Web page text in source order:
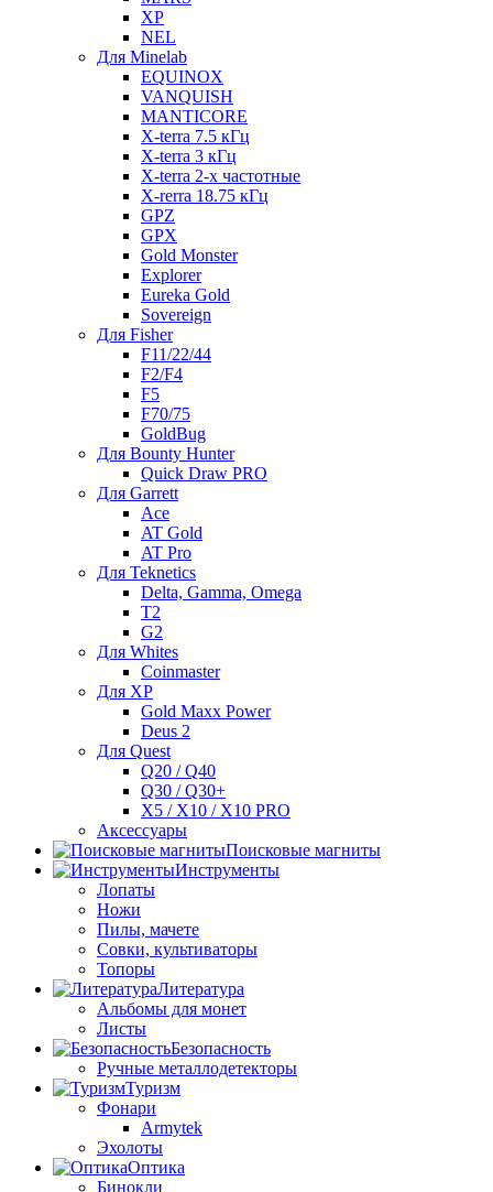
XP
NEL
Для Minelab
EQUINOX
VANQUISH
MANTICORE
X-terra 7.5 кГц
X-terra 3 кГц
X-terra 2-х частотные
X-rerra 18.75 кГц
GPZ
GPX
Gold Monster
Explorer
Eureka Gold
Sovereign
Для Fisher
F11/22/44
F2/F4
F5
F70/75
GoldBug
Для Bounty Hunter
Quick Draw PRO
Для Garrett
Ace
AT Gold
AT Pro
Для Teknetics
Delta, Gamma, Omega
Т2
G2
Для Whites
Coinmaster
Для XP
Gold Maxx Power
Deus 2
Для Quest
Q20 / Q40
Q30 / Q30+
X5 / X10 / X10 PRO
Аксессуары
Поисковые магниты
Инструменты
Лопаты
Ножи
Пилы, мачете
Совки, культиваторы
Топоры
Литература
Альбомы для монет
Листы
Безопасность
Ручные металлодетекторы
Туризм
Фонари
Armytek
Эхолоты
Оптика
Бинокли